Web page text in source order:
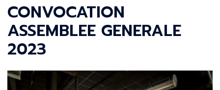
CONVOCATION
ASSEMBLEE GENERALE
2023